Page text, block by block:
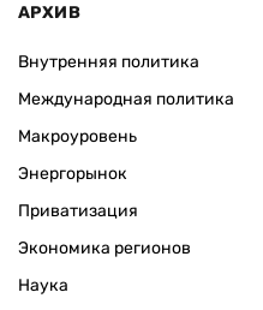
АРХИВ
Внутренняя политика
Международная политика
Макроуровень
Энергорынок
Приватизация
Экономика регионов
Наука